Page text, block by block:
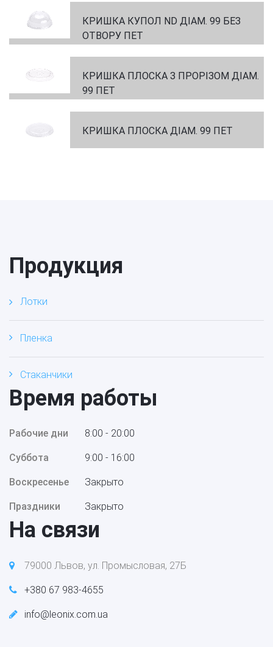
КРИШКА КУПОЛ ND ДІАМ. 99 БЕЗ
ОТВОРУ ПЕТ
КРИШКА ПЛОСКА З ПРОРІЗОМ ДІАМ.
99 ПЕТ
КРИШКА ПЛОСКА ДІАМ. 99 ПЕТ
Продукция
Лотки
Пленка
Стаканчики
Время работы
Рабочие дни 8:00 - 20:00
Суббота 9:00 - 16:00
Воскресенье Закрыто
Праздники Закрыто
На связи
79000 Львов, ул. Промысловая, 27Б
+380 67 983-4655
info@leonix.com.ua